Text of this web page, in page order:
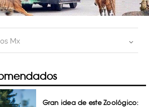
Mx
Gran idea de este Zoológico: